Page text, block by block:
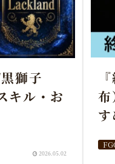
獅子
キル・お
2026.05.02